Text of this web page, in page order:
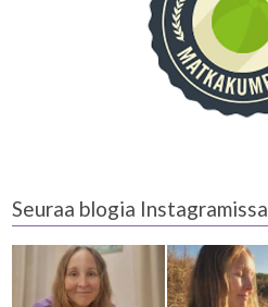
Seuraa blogia Instagramissa